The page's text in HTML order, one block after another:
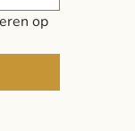
op